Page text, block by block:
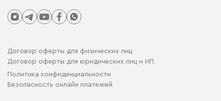
Договор оферты для физических лиц
Договор оферты для юридических лиц и ИП
Политика конфиденциальности
Безопасность онлайн платежей